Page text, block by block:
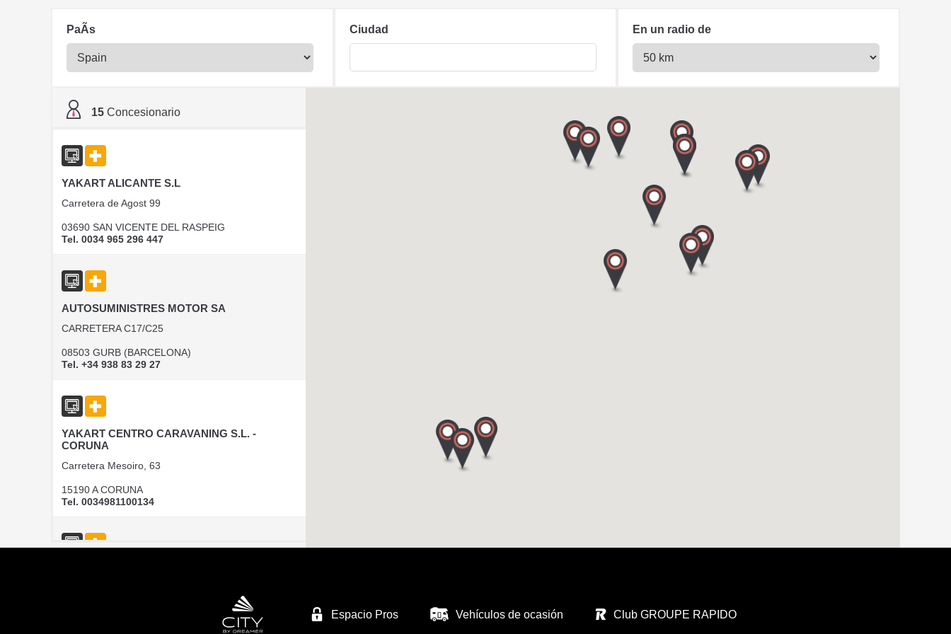
PaÃ­s Ciudad En un radio de
15 Concesionario
YAKART ALICANTE S.L
Carretera de Agost 99
03690 SAN VICENTE DEL RASPEIG
Tel. 0034 965 296 447
AUTOSUMINISTRES MOTOR SA
CARRETERA C17/C25
08503 GURB (BARCELONA)
Tel. +34 938 83 29 27
YAKART CENTRO CARAVANING S.L. -
CORUNA
Carretera Mesoiro, 63
15190 A CORUNA
Tel. 0034981100134
Espacio Pros Vehículos de ocasión Club GROUPE RAPIDO